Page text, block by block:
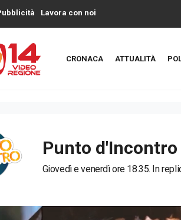
Lavora con noi
CRONACA ATTUALITÀ
Punto d'Incontro
Giovedì e venerdì ore 18.35. In